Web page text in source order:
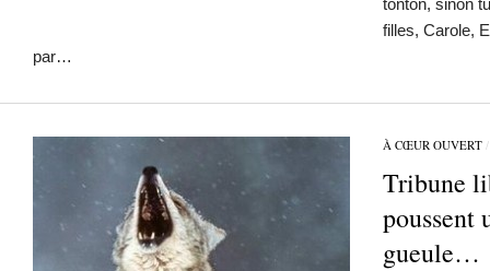
tonton, sinon
filles, Carole,
par…
À CŒUR OUVERT
Tribune
poussent
gueule…